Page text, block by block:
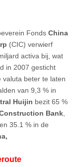
Fonds China
(CIC) verwierf
activa bij, wat
in 2007 gesticht
valuta beter te laten
van 9,3 % in
Huijin bezit 65 %
Bank
en 35.1 % in de